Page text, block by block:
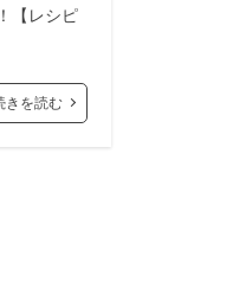
【レシピ
きを読む